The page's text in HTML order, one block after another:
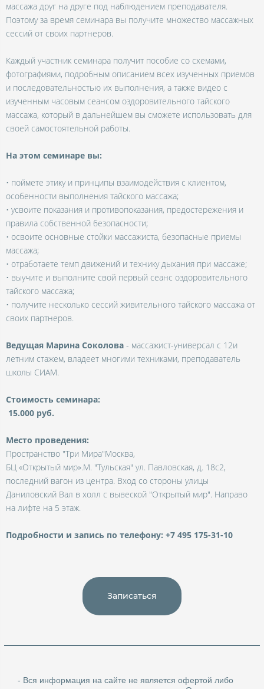
массажа друг на друге под наблюдением преподавателя.
Поэтому за время семинара вы получите множество массажных
сессий от своих партнеров.
Каждый участник семинара получит пособие со схемами,
фотографиями, подробным описанием всех изученных приемов
и последовательностью их выполнения, а также видео с
изученным часовым сеансом оздоровительного тайского
массажа, который в дальнейшем вы сможете использовать для
своей самостоятельной работы.
На этом семинаре вы:
• поймете этику и принципы взаимодействия с клиентом,
особенности выполнения тайского массажа;
• усвоите показания и противопоказания, предостережения и
правила собственной безопасности;
• освоите основные стойки массажиста, безопасные приемы
массажа;
• отработаете темп движений и технику дыхания при массаже;
• выучите и выполните свой первый сеанс оздоровительного
тайского массажа;
• получите несколько сессий живительного тайского массажа от
своих партнеров.
Ведущая Марина Соколова - массажист-универсал с 12и
летним стажем, владеет многими техниками, преподаватель
школы СИАМ.
Стоимость семинара:
15.000 руб.
Место проведения:
Пространство "Три Мира"Москва,
БЦ «Открытый мир».М. "Тульская" ул. Павловская, д. 18c2,
последний вагон из центра. Вход со стороны улицы
Даниловский Вал в холл с вывеской "Открытый мир". Направо
на лифте на 5 этаж.
Подробности и запись по телефону: +7 495 175-31-10
Записаться
- Вся информация на сайте не является офертой либо